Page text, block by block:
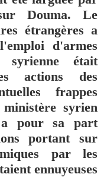
Douma. Le
étrangères a
d'armes
syrienne était
actions des
frappes
syrien
a pour sa part
portant sur
par les
ennuyeuses